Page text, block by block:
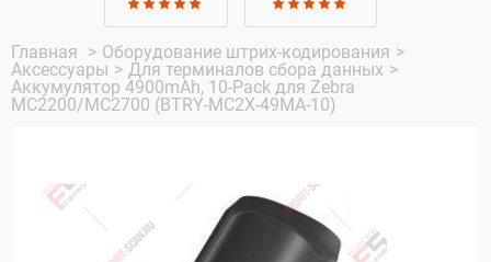
Главная > Оборудование штрих-кодирования >
Аксессуары > Для терминалов сбора данных >
Аккумулятор 4900mAh, 10-Pack для Zebra
MC2200/MC2700 (BTRY-MC2X-49MA-10)